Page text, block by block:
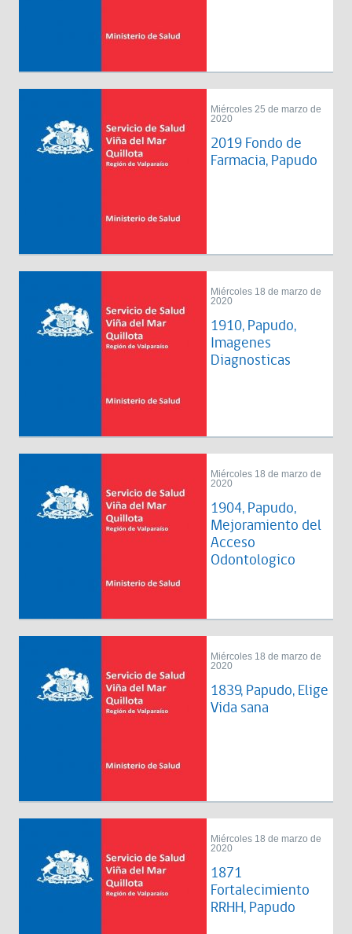
Miércoles 25 de marzo de
2020
2019 Fondo de
Farmacia, Papudo
Miércoles 18 de marzo de
2020
1910, Papudo,
Imagenes
Diagnosticas
Miércoles 18 de marzo de
2020
1904, Papudo,
Mejoramiento del
Acceso
Odontologico
Miércoles 18 de marzo de
2020
1839, Papudo, Elige
Vida sana
Miércoles 18 de marzo de
2020
1871
Fortalecimiento
RRHH, Papudo